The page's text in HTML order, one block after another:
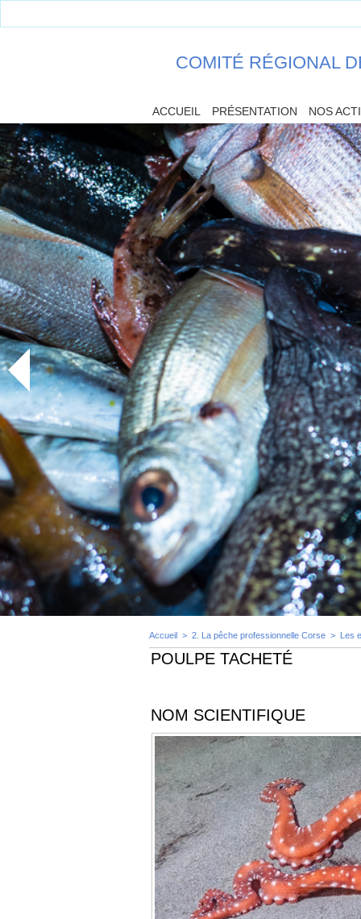
COMITÉ RÉGIONAL
ACCUEIL PRÉSENTATION NOS
Accueil > 2. La pêche professionnelle Corse > Les
POULPE TACHETÉ
NOM SCIENTIFIQUE